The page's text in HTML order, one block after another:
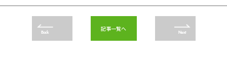
Back 記事一覧へ Next